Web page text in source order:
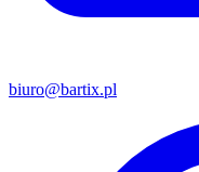
biuro@bartix.pl